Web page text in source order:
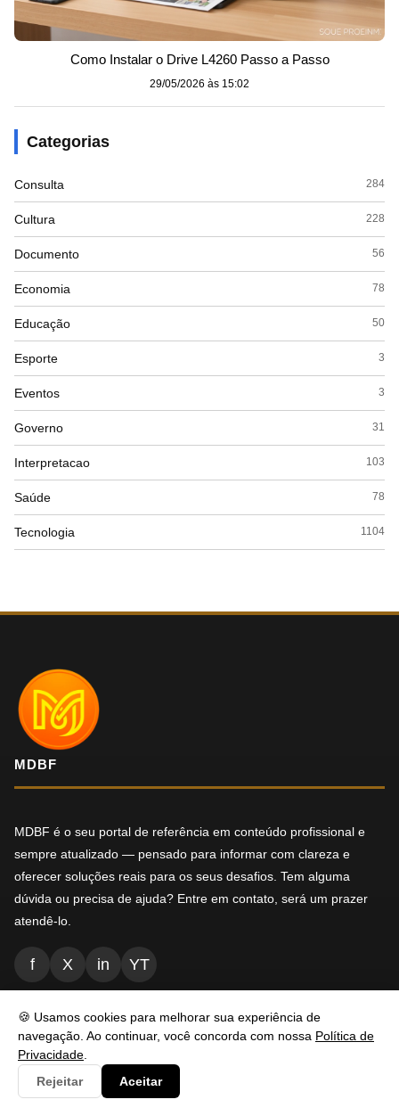
🍪 Usamos cookies para melhorar sua experiência de
navegação. Ao continuar, você concorda com nossa Política de
Privacidade
Rejeitar
Aceitar
Como Instalar o Drive L4260 Passo a Passo
29/05/2026 às 15:02
Categorias
Consulta 284
Cultura 228
Documento 56
Economia 78
Educação 50
Esporte 3
Eventos 3
Governo 31
Interpretacao 103
Saúde 78
Tecnologia 1104
MDBF
MDBF é o seu portal de referência em conteúdo profissional e
sempre atualizado — pensado para informar com clareza e
oferecer soluções reais para os seus desafios. Tem alguma
dúvida ou precisa de ajuda? Entre em contato, será um prazer
atendê-lo.
f X in YT
NAVEGAÇÃO
Inicio